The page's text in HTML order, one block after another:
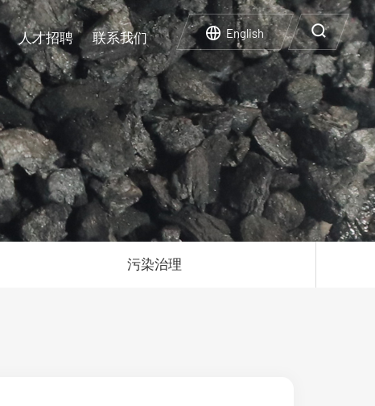
人才招聘 联系我们 English
再生利用
企业文化
企业荣誉
企业风采
实验设施
碳中和碳达峰
人才政策
污染治理